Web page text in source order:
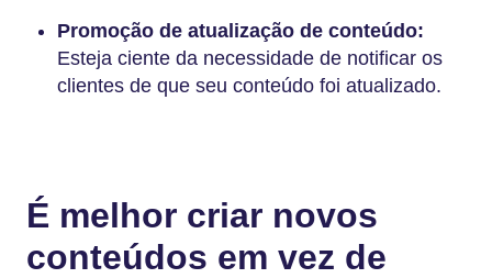
Promoção de atualização de conteúdo:
Esteja ciente da necessidade de notificar os
clientes de que seu conteúdo foi atualizado.
É melhor criar novos
conteúdos em vez de